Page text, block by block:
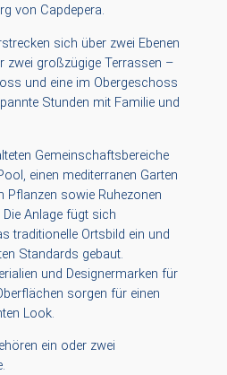
von Capdepera.
sich über zwei Ebenen
zwei großzügige Terrassen –
und eine im Obergeschoss
Stunden mit Familie und
Gemeinschaftsbereiche
einen mediterranen Garten
Pflanzen sowie Ruhezonen
Anlage fügt sich
traditionelle Ortsbild ein und
Standards gebaut.
und Designermarken für
sorgen für einen
Look.
ein oder zwei